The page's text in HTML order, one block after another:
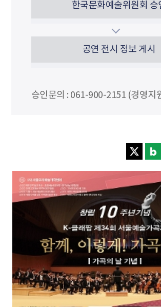
한국문화예술위원회 승
공연 전시 정보 게시
승인문의 : 061-900-2151 (경영지